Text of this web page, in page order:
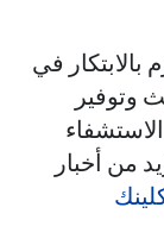
في
وتوفير
من أخبار